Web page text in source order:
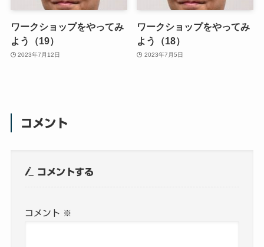
ワークショップをやってみ
よう（19）
2023年7月12日
ワークショップをやってみ
よう（18）
2023年7月5日
コメント
コメントする
コメント ※